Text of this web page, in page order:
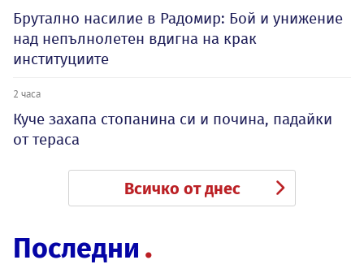
Брутално насилие в Радомир: Бой и унижение
над непълнолетен вдигна на крак
институциите
2 часа
Куче захапа стопанина си и почина, падайки
от тераса
Всичко от днес
Последни